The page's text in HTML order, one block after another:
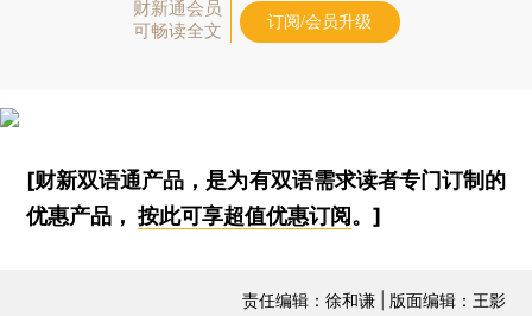
财新通会员
可畅读全文
订阅/会员升级
[财新双语通产品，是为有双语需求读者专门订制的
优惠产品，按此可享超值优惠订阅 。]
责任编辑：徐和谦 | 版面编辑：王影